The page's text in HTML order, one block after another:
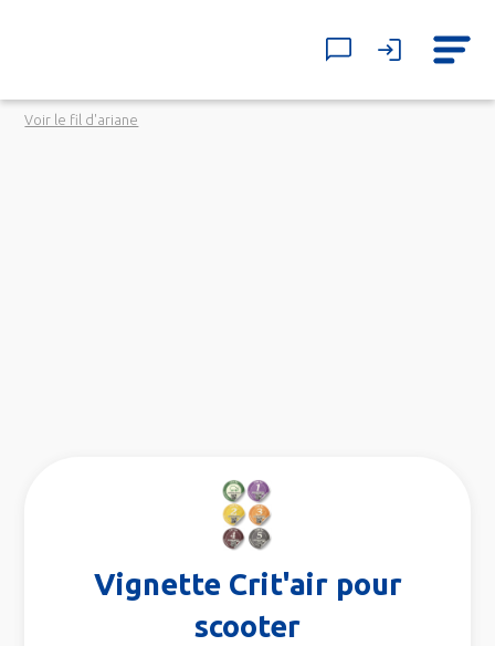
Voir le fil d'ariane
Vignette Crit'air pour
scooter